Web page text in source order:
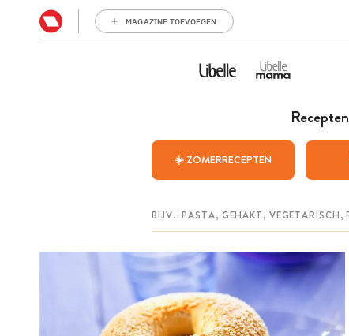
MAGAZINE TOEVOEGEN
Recepten
☀️ ZOMERRECEPTEN